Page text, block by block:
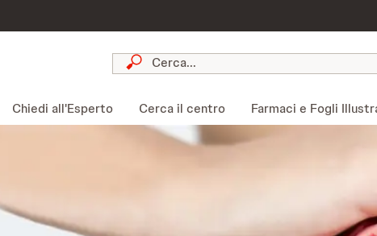
Chiedi all'Esperto Cerca il centro Farmaci e Fogli